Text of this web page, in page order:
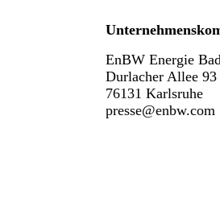
EnBW Energie
Durlacher Allee 93
76131 Karlsruhe
presse@enbw.com